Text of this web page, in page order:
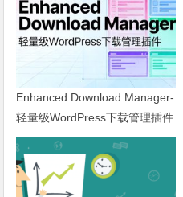
Enhanced Download Manager-
轻量级WordPress下载管理插件